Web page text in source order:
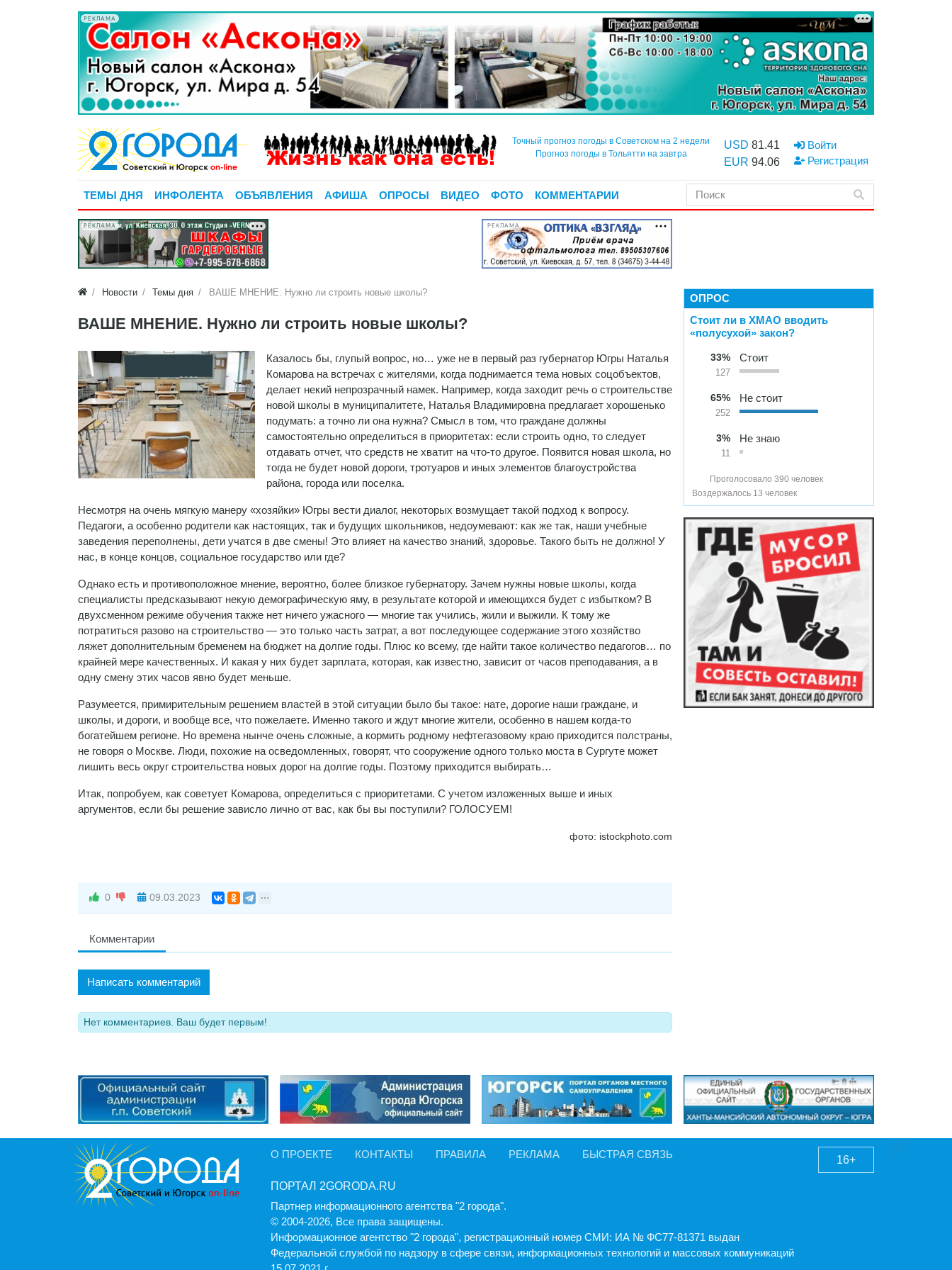
РЕКЛАМА
Точный прогноз погоды в Советском на 2 недели
Прогноз погоды в Тольятти на завтра
USD 81.41
EUR 94.06
Войти
Регистрация
ТЕМЫ ДНЯ ИНФОЛЕНТА ОБЪЯВЛЕНИЯ АФИША ОПРОСЫ ВИДЕО ФОТО КОММЕНТАРИИ
РЕКЛАМА РЕКЛАМА
Новости Темы дня ВАШЕ МНЕНИЕ. Нужно ли строить новые школы?
ВАШЕ МНЕНИЕ. Нужно ли строить новые школы?
Казалось бы, глупый вопрос, но… уже не в первый раз губернатор Югры Наталья
Комарова на встречах с жителями, когда поднимается тема новых соцобъектов,
делает некий непрозрачный намек. Например, когда заходит речь о строительстве
новой школы в муниципалитете, Наталья Владимировна предлагает хорошенько
подумать: а точно ли она нужна? Смысл в том, что граждане должны
самостоятельно определиться в приоритетах: если строить одно, то следует
отдавать отчет, что средств не хватит на что-то другое. Появится новая школа, но
тогда не будет новой дороги, тротуаров и иных элементов благоустройства
района, города или поселка.
Несмотря на очень мягкую манеру «хозяйки» Югры вести диалог, некоторых возмущает такой подход к вопросу.
Педагоги, а особенно родители как настоящих, так и будущих школьников, недоумевают: как же так, наши учебные
заведения переполнены, дети учатся в две смены! Это влияет на качество знаний, здоровье. Такого быть не должно! У
нас, в конце концов, социальное государство или где?
Однако есть и противоположное мнение, вероятно, более близкое губернатору. Зачем нужны новые школы, когда
специалисты предсказывают некую демографическую яму, в результате которой и имеющихся будет с избытком? В
двухсменном режиме обучения также нет ничего ужасного — многие так учились, жили и выжили. К тому же
потратиться разово на строительство — это только часть затрат, а вот последующее содержание этого хозяйство
ляжет дополнительным бременем на бюджет на долгие годы. Плюс ко всему, где найти такое количество педагогов… по
крайней мере качественных. И какая у них будет зарплата, которая, как известно, зависит от часов преподавания, а в
одну смену этих часов явно будет меньше.
Разумеется, примирительным решением властей в этой ситуации было бы такое: нате, дорогие наши граждане, и
школы, и дороги, и вообще все, что пожелаете. Именно такого и ждут многие жители, особенно в нашем когда-то
богатейшем регионе. Но времена нынче очень сложные, а кормить родному нефтегазовому краю приходится полстраны,
не говоря о Москве. Люди, похожие на осведомленных, говорят, что сооружение одного только моста в Сургуте может
лишить весь округ строительства новых дорог на долгие годы. Поэтому приходится выбирать…
Итак, попробуем, как советует Комарова, определиться с приоритетами. С учетом изложенных выше и иных
аргументов, если бы решение зависло лично от вас, как бы вы поступили? ГОЛОСУЕМ!
фото: istockphoto.com
0 09.03.2023
Комментарии
Написать комментарий
Нет комментариев. Ваш будет первым!
ОПРОС
Стоит ли в ХМАО вводить
«полусухой» закон?
33%
127
Стоит
65%
252
Не стоит
3%
11
Не знаю
Проголосовало 390 человек
Воздержалось 13 человек
О ПРОЕКТЕ КОНТАКТЫ ПРАВИЛА РЕКЛАМА БЫСТРАЯ СВЯЗЬ
ПОРТАЛ 2GORODA.RU
Партнер информационного агентства "2 города".
© 2004-2026, Все права защищены.
Информационное агентство "2 города", регистрационный номер СМИ: ИА № ФС77-81371 выдан
Федеральной службой по надзору в сфере связи, информационных технологий и массовых коммуникаций
16+